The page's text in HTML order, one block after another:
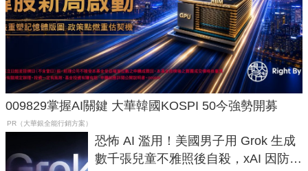
009829掌握AI關鍵 大華韓國KOSPI 50今強勢開募
PR（大華銀全能行銷方案）
恐怖 AI 濫用！美國男子用 Grok 生成
數千張兒童不雅照後自殺，xAI 因防護